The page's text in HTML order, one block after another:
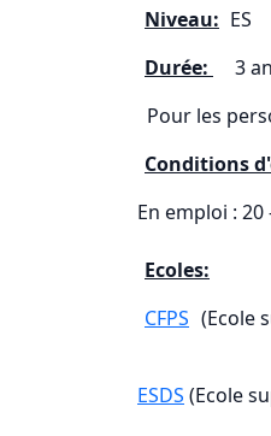
Niveau: ES
Durée:
3
Pour les
Conditions
En emploi :
Ecoles:
CFPS (Ecole
ESDS (Ecole